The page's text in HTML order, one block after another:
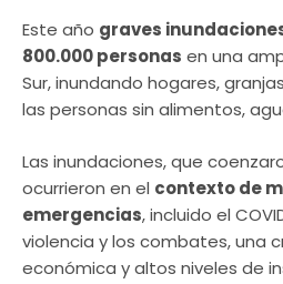
Este año graves
800.000 personas en una
Sur, inundando hogares,
las personas sin alimentos,
Las inundaciones, que
ocurrieron en el contexto de
emergencias, incluido el
violencia y los combates, una
económica y altos niveles de